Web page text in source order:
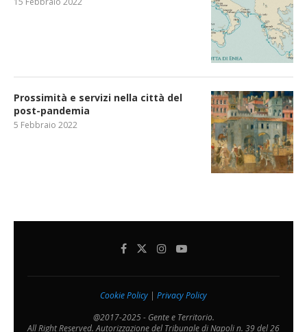
Prossimità e servizi nella città del
post-pandemia
5 Febbraio 2022
Cookie Policy | Privacy Policy
@2017-2025 - Gente e Territorio.
All Right Reserved. Autorizzazione del Tribunale di Napoli n. 39 del 26